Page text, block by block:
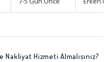
Hizmeti Almalısınız?